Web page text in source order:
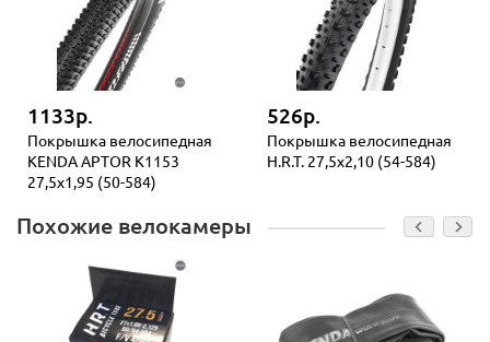
1133р.
Покрышка велосипедная
KENDA APTOR K1153
27,5x1,95 (50-584)
526р.
Покрышка велосипедная
H.R.T. 27,5x2,10 (54-584)
Похожие велокамеры